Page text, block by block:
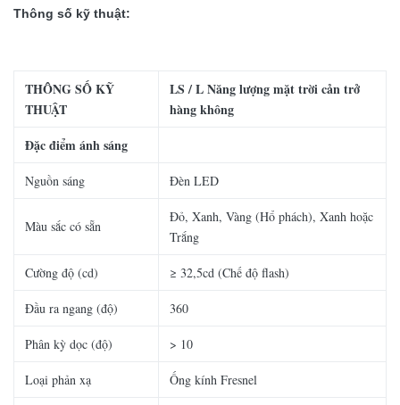
Thông số kỹ thuật:
THÔNG SỐ KỸ
THUẬT
LS / L Năng lượng mặt trời cản trở
hàng không
Đặc điểm ánh sáng
Nguồn sáng Đèn LED
Màu sắc có sẵn
Đỏ, Xanh, Vàng (Hổ phách), Xanh hoặc
Trắng
Cường độ (cd) ≥ 32,5cd (Chế độ flash)
Đầu ra ngang (độ) 360
Phân kỳ dọc (độ) > 10
Loại phản xạ Ống kính Fresnel